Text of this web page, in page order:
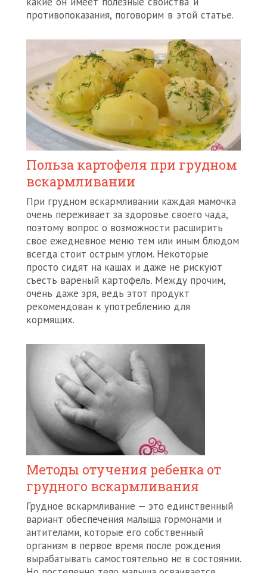
противопоказания, поговорим в этой статье.
Польза картофеля при грудном
вскармливании
При грудном вскармливании каждая мамочка
очень переживает за здоровье своего чада,
поэтому вопрос о возможности расширить
свое ежедневное меню тем или иным блюдом
всегда стоит острым углом. Некоторые
просто сидят на кашах и даже не рискуют
съесть вареный картофель. Между прочим,
очень даже зря, ведь этот продукт
рекомендован к употреблению для
кормящих.
Методы отучения ребенка от
грудного вскармливания
Грудное вскармливание — это единственный
вариант обеспечения малыша гормонами и
антителами, которые его собственный
организм в первое время после рождения
вырабатывать самостоятельно не в состоянии.